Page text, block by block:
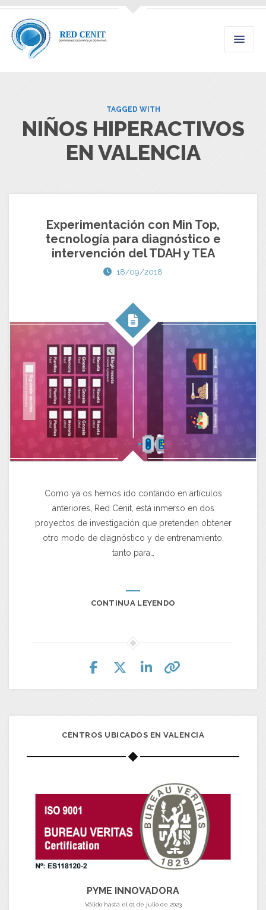
TAGGED WITH
NIÑOS HIPERACTIVOS
EN VALENCIA
Experimentación con Min Top,
tecnología para diagnóstico e
intervención del TDAH y TEA
18/09/2018
Como ya os hemos ido contando en artículos
anteriores, Red Cenit, está inmerso en dos
proyectos de investigación que pretenden obtener
otro modo de diagnóstico y de entrenamiento,
tanto para…
CONTINUA LEYENDO
CENTROS UBICADOS EN VALENCIA
PYME INNOVADORA
Válido hasta el 01 de julio de 2023